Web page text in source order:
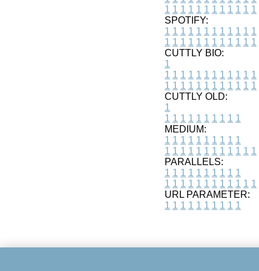
1 1 1 1 1 1 1 1 1 1 1 1
SPOTIFY:
1 1 1 1 1 1 1 1 1 1 1 1
1 1 1 1 1 1 1 1 1 1 1 1
CUTTLY BIO:
1
1 1 1 1 1 1 1 1 1 1 1 1
1 1 1 1 1 1 1 1 1 1 1 1
CUTTLY OLD:
1
1 1 1 1 1 1 1 1 1 1
MEDIUM:
1 1 1 1 1 1 1 1 1 1
1 1 1 1 1 1 1 1 1 1 1 1
PARALLELS:
1 1 1 1 1 1 1 1 1 1
1 1 1 1 1 1 1 1 1 1 1 1
URL PARAMETER:
1 1 1 1 1 1 1 1 1 1